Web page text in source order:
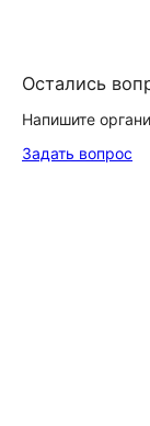
Остались
Напишите
Задать вопрос